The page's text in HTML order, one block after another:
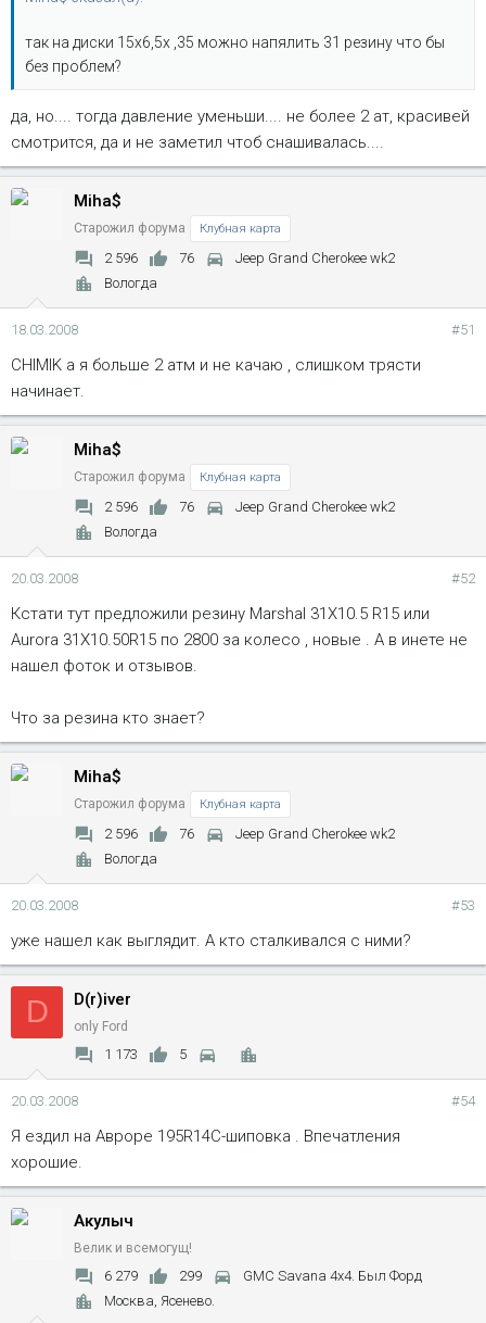
так на диски 15х6,5х ,35 можно напялить 31 резину что бы
без проблем?
да, но.... тогда давление уменьши.... не более 2 ат, красивей
смотрится, да и не заметил чтоб снашивалась....
Miha$
Старожил форума Клубная карта
2 596 76
Jeep Grand Cherokee wk2
Вологда
18.03.2008 #51
CHIMIK а я больше 2 атм и не качаю , слишком трясти
начинает.
Miha$
Старожил форума Клубная карта
2 596 76
Jeep Grand Cherokee wk2
Вологда
20.03.2008 #52
Кстати тут предложили резину Marshal 31X10.5 R15 или
Aurora 31X10.50R15 по 2800 за колесо , новые . А в инете не
нашел фоток и отзывов.
Что за резина кто знает?
Miha$
Старожил форума Клубная карта
2 596 76
Jeep Grand Cherokee wk2
Вологда
20.03.2008 #53
уже нашел как выглядит. А кто сталкивался с ними?
D D(r)iver
only Ford
1 173 5
20.03.2008 #54
Я ездил на Авроре 195R14C-шиповка . Впечатления
хорошие.
Акулыч
Велик и всемогущ!
6 279 299
GMC Savana 4x4. Был Форд
Москва, Ясенево.